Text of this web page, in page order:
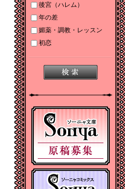
2025/05/07
2025年５月刊電子書籍
配信のお知らせ
配信のお知らせ
2025年３月刊電子書籍
配信のお知らせ
2024/12/06
【Sonyaコミックス
電子書店配信開始】悪
人の恋１、みそっかす
王女の結婚事情１
2024/12/04
後宮（ハレム）
年の差
媚薬・調教・レッスン
初恋